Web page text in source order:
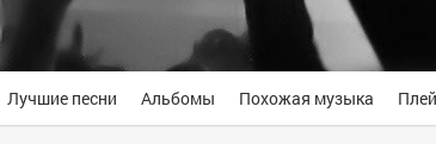
Лучшие песни Альбомы Похожая музыка